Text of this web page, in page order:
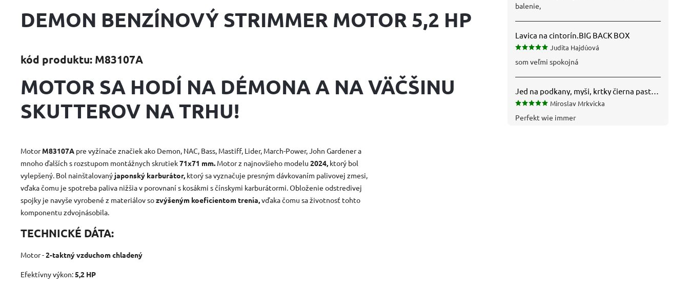
balenie,
Lavica na cintorín.BIG BACK BOX
Judita Hajdúová
som veľmi spokojná
Jed na podkany, myši, krtky čierna pasta silná 1 kg VYPR
Miroslav Mrkvicka
Perfekt wie immer
DEMON BENZÍNOVÝ STRIMMER MOTOR 5,2 HP
kód produktu: M83107A
MOTOR SA HODÍ NA DÉMONA A NA VÄČŠINU
SKUTTEROV NA TRHU!
MotorM83107A pre vyžínače značiek ako Demon, NAC, Bass, Mastiff, Lider, March-Power, John Gardener a
mnoho ďalších s rozstupom montážnych skrutiek71x71 mm. Motor z najnovšieho modelu 2024, ktorý bol
vylepšený. Bol nainštalovaný japonský karburátor, ktorý sa vyznačuje presným dávkovaním palivovej zmesi,
vďaka čomu je spotreba paliva nižšia v porovnaní s kosákmi s čínskymi karburátormi. Obloženie odstredivej
spojky je navyše vyrobené z materiálov sozvýšeným koeficientom trenia,vďaka čomu sa životnosť tohto
komponentu zdvojnásobila.
TECHNICKÉ DÁTA:
Motor -2-taktný vzduchom chladený
Efektívny výkon:5,2 HP